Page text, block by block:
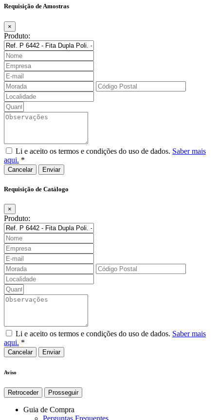
Requisição de Amostras
×
Produto:
Li e aceito os termos e condições do uso de dados. Saber mais
aqui. *
Cancelar
Requisição de Catálogo
×
Produto:
Li e aceito os termos e condições do uso de dados. Saber mais
aqui. *
Cancelar
Aviso
Retroceder Prosseguir
Guia de Compra
Perguntas Frequentes